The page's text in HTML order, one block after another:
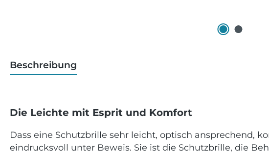
Beschreibung
Die Leichte mit Esprit und Komfort
Dass eine Schutzbrille sehr leicht, optisch ansprechend,
eindrucksvoll unter Beweis. Sie ist die Schutzbrille, die